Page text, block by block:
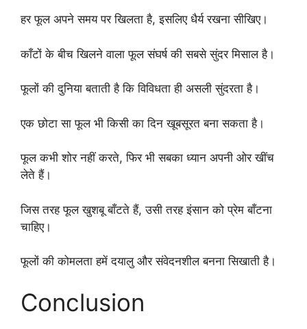
हर फूल अपने समय पर खिलता है, इसलिए धैर्य रखना सीखिए।
काँटों के बीच खिलने वाला फूल संघर्ष की सबसे सुंदर मिसाल है।
फूलों की दुनिया बताती है कि विविधता ही असली सुंदरता है।
एक छोटा सा फूल भी किसी का दिन खूबसूरत बना सकता है।
फूल कभी शोर नहीं करते, फिर भी सबका ध्यान अपनी ओर खींच
लेते हैं।
जिस तरह फूल खुशबू बाँटते हैं, उसी तरह इंसान को प्रेम बाँटना
चाहिए।
फूलों की कोमलता हमें दयालु और संवेदनशील बनना सिखाती है।
Conclusion